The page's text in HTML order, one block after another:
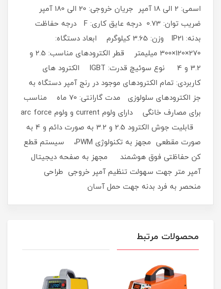
اسمی: 2 الی 18 آمپر جریان خروجی: 20 الی 180 آمپر
ضریب توان: 0.73 درجه عایق کاری: F درجه حفاظت
بدنه: IP21 وزن: 3.65 کیلوگرم ابعاد دستگاه:
270×120×300 میلیمتر قطر الکترودهای مناسب: 2.5 و
3.2 و 4 نوع سوئیچ قدرت: IGBT الکترود های
کاربردی: تمام الكترودهای موجود در رنج آمپر دستگاه به
جز الكترودهای سلولوزی مدت گارانتی: 70 ماه مناسب
برای مصارف خانگی دارای ولوم current و ولوم arc force
قابلیت جوش الکترود 2.5 و 3.2 به صورت دائم و 4 به
صورت مقطعی مجهز به تکنولوژی PWM، سیستم قطع
کن حفاظتی فوق هوشمند مجهز به صفحه دیجیتال
آمپر متر جهت سهولت تنظیم آمپر خروجی طراحی
منحصر به فرد بدنه جهت حمل آسان
محصولات مرتبط